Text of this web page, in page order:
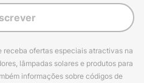
receba ofertas especiais atractivas na
lâmpadas solares e produtos para
informações sobre códigos de